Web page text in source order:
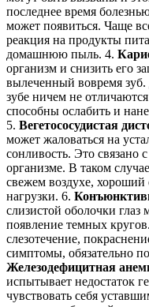
последнее время
может появиться. Чаще
реакция на продукты
домашнюю пыль. 4.
организм и снизить его
вылеченный вовремя
зубе ничем не
способны ослабить и
5. Вегетососудистая
может жаловаться на
сонливость. Это связано
организме. В таком
свежем воздухе,
нагрузки. 6.
слизистой оболочки глаз
появление темных
слезотечение,
симптомы, обязательно
Железодефицитная
испытывает недостаток
чувствовать себя